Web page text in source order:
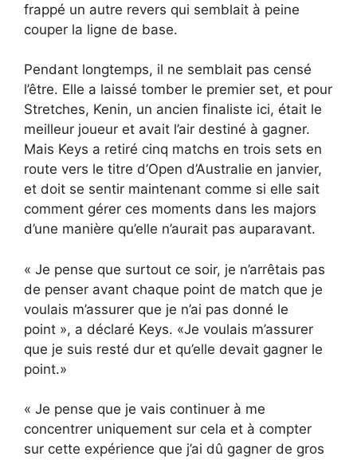
frappé un autre revers qui semblait à peine
couper la ligne de base.
Pendant longtemps, il ne semblait pas censé
l’être. Elle a laissé tomber le premier set, et pour
Stretches, Kenin, un ancien finaliste ici, était le
meilleur joueur et avait l’air destiné à gagner.
Mais Keys a retiré cinq matchs en trois sets en
route vers le titre d’Open d’Australie en janvier,
et doit se sentir maintenant comme si elle sait
comment gérer ces moments dans les majors
d’une manière qu’elle n’aurait pas auparavant.
« Je pense que surtout ce soir, je n’arrêtais pas
de penser avant chaque point de match que je
voulais m’assurer que je n’ai pas donné le
point », a déclaré Keys. «Je voulais m’assurer
que je suis resté dur et qu’elle devait gagner le
point.»
« Je pense que je vais continuer à me
concentrer uniquement sur cela et à compter
sur cette expérience que j’ai dû gagner de gros